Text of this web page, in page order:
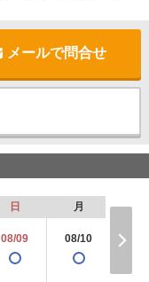
メールで問合せ
日
08/09
月
08/10